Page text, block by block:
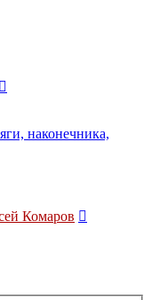
наконечника,
Комаров